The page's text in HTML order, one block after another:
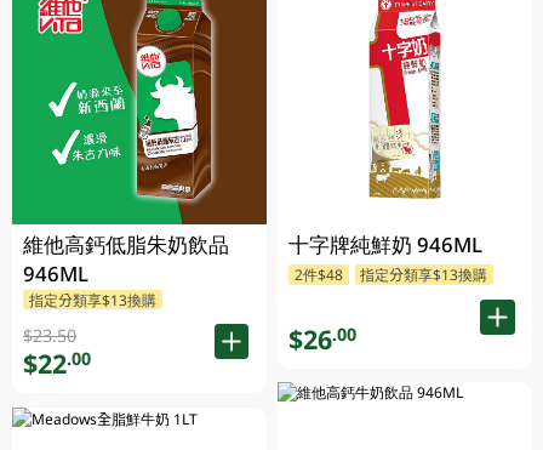
維他高鈣低脂朱奶飲品
946ML
指定分類享$13換購
$23.50
$22.00
十字牌純鮮奶 946ML
2件$48 指定分類享$13換購
$26.00